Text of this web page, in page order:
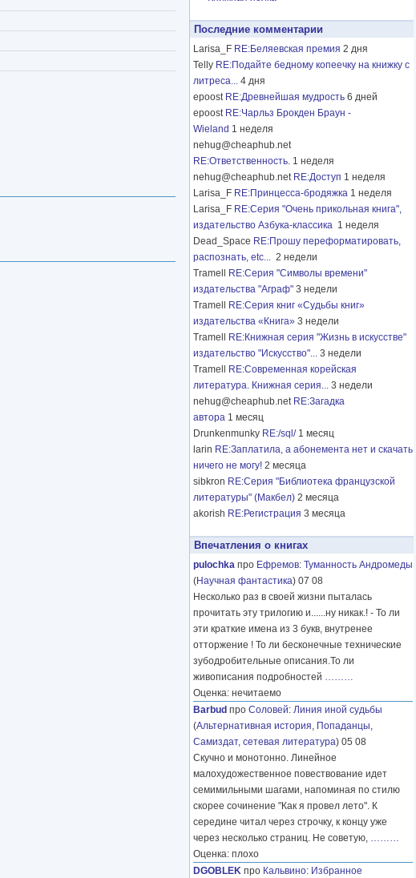
Последние комментарии
Larisa_F RE:Беляевская премия 2 дня
Telly RE:Подайте бедному копеечку на книжку с
литреса... 4 дня
epoost RE:Древнейшая мудрость 6 дней
epoost RE:Чарльз Брокден Браун -
Wieland 1 неделя
nehug@cheaphub.net
RE:Ответственность. 1 неделя
nehug@cheaphub.net RE:Доступ 1 неделя
Larisa_F RE:Принцесса-бродяжка 1 неделя
Larisa_F RE:Серия "Очень прикольная книга",
издательство Азбука-классика 1 неделя
Dead_Space RE:Прошу переформатировать,
распознать, etc... 2 недели
Tramell
RE:Серия "Символы времени"
издательства "Аграф" 3 недели
Tramell
RE:Серия книг «Судьбы книг»
издательства «Книга» 3 недели
Tramell
RE:Книжная серия "Жизнь в искусстве"
издательство "Искусство"... 3 недели
Tramell
RE:Современная корейская
литература. Книжная серия... 3 недели
nehug@cheaphub.net RE:Загадка
автора 1 месяц
Drunkenmunky RE:/sql/ 1 месяц
larin RE:Заплатила, а абонемента нет и скачать
ничего не могу! 2 месяца
sibkron RE:Серия "Библиотека французской
литературы" (Макбел) 2 месяца
akorish RE:Регистрация 3 месяца
Впечатления о книгах
pulochka про Ефремов: Туманность Андромеды
(Научная фантастика) 07 08
Несколько раз в своей жизни пыталась
прочитать эту трилогию и......ну никак.! - То ли
эти краткие имена из 3 букв, внутренее
отторжение ! То ли бесконечные технические
зубодробительные описания.То ли
живописания подробностей ………
Оценка: нечитаемо
Barbud про Соловей: Линия иной судьбы
(Альтернативная история, Попаданцы,
Самиздат, сетевая литература) 05 08
Скучно и монотонно. Линейное
малохудожественное повествование идет
семимильными шагами, напоминая по стилю
скорее сочинение "Как я провел лето". К
середине читал через строчку, к концу уже
через несколько страниц. Не советую, ………
Оценка: плохо
DGOBLEK про Кальвино: Избранное